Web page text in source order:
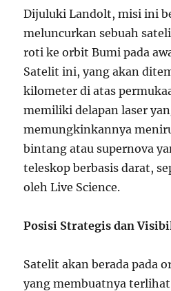
Dijuluki Landolt, misi ini
meluncurkan sebuah
roti ke orbit Bumi pada
Satelit ini, yang akan
kilometer di atas
memiliki delapan laser
memungkinkannya
bintang atau supernova
teleskop berbasis darat,
oleh Live Science.
Posisi Strategis dan
Satelit akan berada pada
yang membuatnya